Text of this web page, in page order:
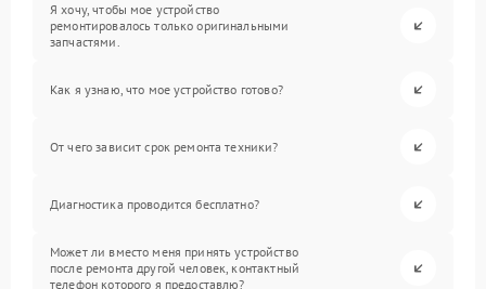
Я хочу, чтобы мое устройство
ремонтировалось только оригинальными
запчастями.
Как я узнаю, что мое устройство готово?
От чего зависит срок ремонта техники?
Диагностика проводится бесплатно?
Может ли вместо меня принять устройство
после ремонта другой человек, контактный
телефон которого я предоставлю?